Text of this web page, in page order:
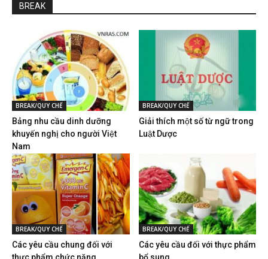
BREAK
BREAK/QUY CHẾ
Bảng nhu cầu dinh dưỡng
khuyến nghị cho người Việt
Nam
BREAK/QUY CHẾ
Giải thích một số từ ngữ trong
Luật Dược
BREAK/QUY CHẾ
Các yêu cầu chung đối với
BREAK/QUY CHẾ
Các yêu cầu đối với thực phẩm